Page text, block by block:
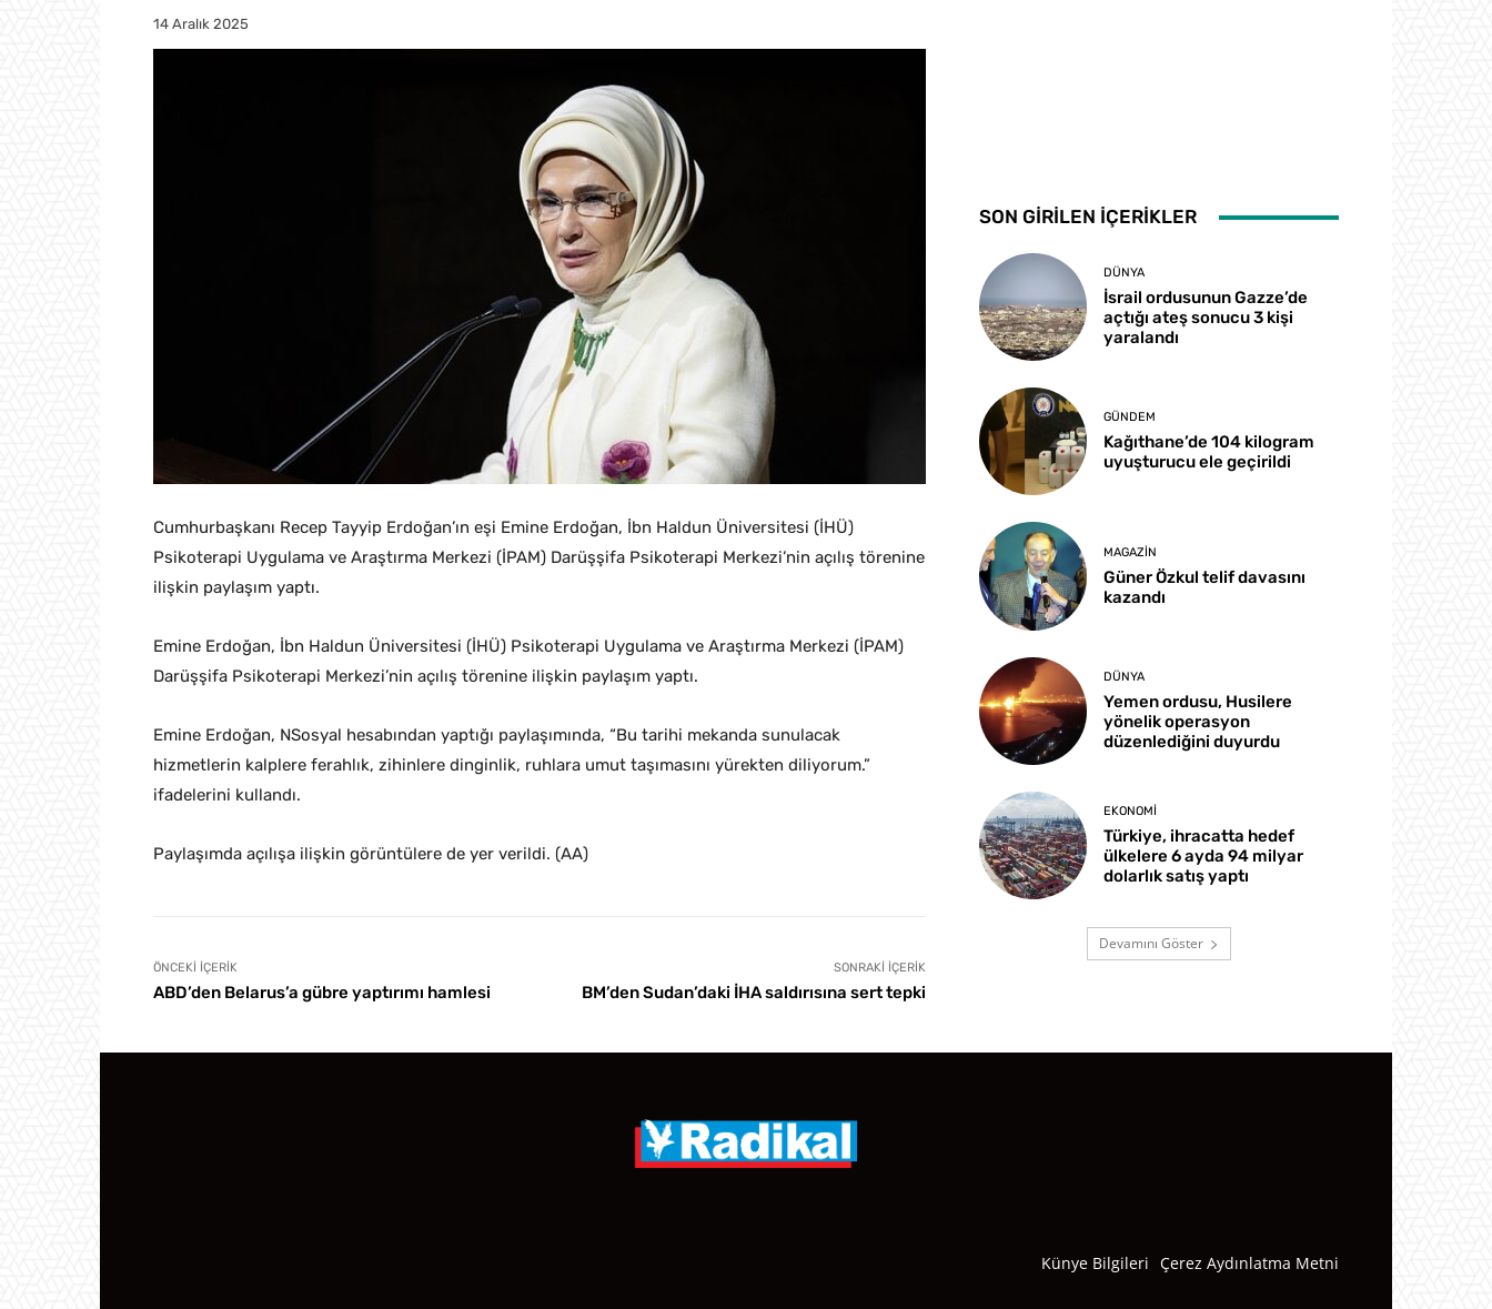
14 Aralık 2025
Cumhurbaşkanı Recep Tayyip Erdoğan’ın eşi Emine Erdoğan, İbn Haldun Üniversitesi (İHÜ)
Psikoterapi Uygulama ve Araştırma Merkezi (İPAM) Darüşşifa Psikoterapi Merkezi’nin açılış törenine
ilişkin paylaşım yaptı.
Emine Erdoğan, İbn Haldun Üniversitesi (İHÜ) Psikoterapi Uygulama ve Araştırma Merkezi (İPAM)
Darüşşifa Psikoterapi Merkezi’nin açılış törenine ilişkin paylaşım yaptı.
Emine Erdoğan, NSosyal hesabından yaptığı paylaşımında, “Bu tarihi mekanda sunulacak
hizmetlerin kalplere ferahlık, zihinlere dinginlik, ruhlara umut taşımasını yürekten diliyorum.”
ifadelerini kullandı.
Paylaşımda açılışa ilişkin görüntülere de yer verildi. (AA)
ÖNCEKI İÇERIK
ABD’den Belarus’a gübre yaptırımı hamlesi
SONRAKI İÇERIK
BM’den Sudan’daki İHA saldırısına sert tepki
SON GİRİLEN İÇERİKLER
DÜNYA
İsrail ordusunun Gazze’de
açtığı ateş sonucu 3 kişi
yaralandı
GÜNDEM
Kağıthane’de 104 kilogram
uyuşturucu ele geçirildi
MAGAZIN
Güner Özkul telif davasını
kazandı
DÜNYA
Yemen ordusu, Husilere
yönelik operasyon
düzenlediğini duyurdu
EKONOMI
Türkiye, ihracatta hedef
ülkelere 6 ayda 94 milyar
dolarlık satış yaptı
Devamını Göster
Künye Bilgileri Çerez Aydınlatma Metni